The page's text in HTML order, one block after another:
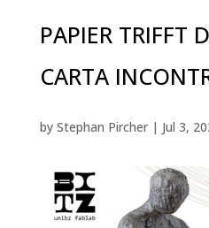
PAPIER TRIFFT
CARTA
by Stephan Pircher| Jul 3,